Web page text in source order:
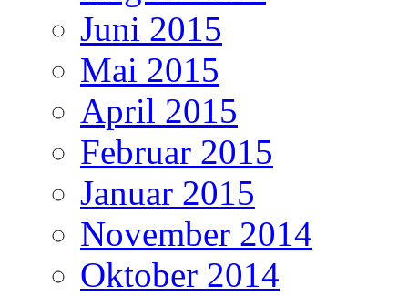
Juni 2015
Mai 2015
April 2015
Februar 2015
Januar 2015
November 2014
Oktober 2014